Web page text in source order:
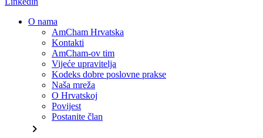
O nama
AmCham Hrvatska
Kontakti
AmCham-ov tim
Vijeće upravitelja
Kodeks dobre poslovne prakse
Naša mreža
O Hrvatskoj
Povijest
Postanite član
chevron_right